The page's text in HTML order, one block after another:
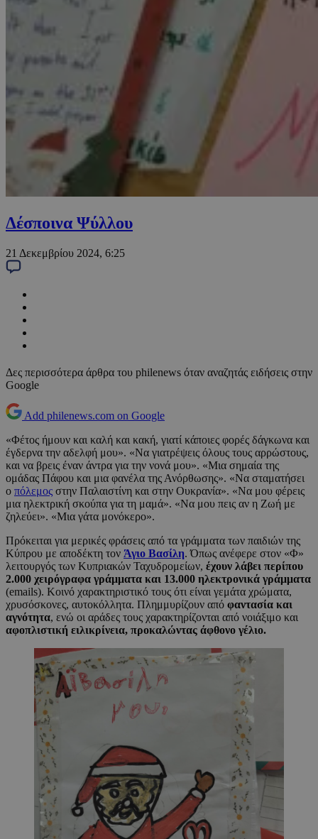
Δέσποινα Ψύλλου
21 Δεκεμβρίου 2024, 6:25
Δες περισσότερα άρθρα του philenews όταν αναζητάς ειδήσεις στην
Google
Add philenews.com on Google
«Φέτος ήμουν και καλή και κακή, γιατί κάποιες φορές δάγκωνα και
έγδερνα την αδελφή μου». «Να γιατρέψεις όλους τους αρρώστους,
και να βρεις έναν άντρα για την νονά μου». «Μια σημαία της
ομάδας Πάφου και μια φανέλα της Ανόρθωσης». «Να σταματήσει
ο πόλεμος στην Παλαιστίνη και στην Ουκρανία». «Να μου φέρεις
μια ηλεκτρική σκούπα για τη μαμά». «Να μου πεις αν η Ζωή με
ζηλεύει». «Μια γάτα μονόκερο».
Πρόκειται για μερικές φράσεις από τα γράμματα των παιδιών της
Κύπρου με αποδέκτη τον Άγιο Βασίλη. Όπως ανέφερε στον «Φ»
λειτουργός των Κυπριακών Ταχυδρομείων, έχουν λάβει περίπου
2.000 χειρόγραφα γράμματα και 13.000 ηλεκτρονικά γράμματα
(emails). Κοινό χαρακτηριστικό τους ότι είναι γεμάτα χρώματα,
χρυσόσκονες, αυτοκόλλητα. Πλημμυρίζουν από φαντασία και
αγνότητα, ενώ οι αράδες τους χαρακτηρίζονται από νοιάξιμο και
αφοπλιστική ειλικρίνεια, προκαλώντας άφθονο γέλιο.